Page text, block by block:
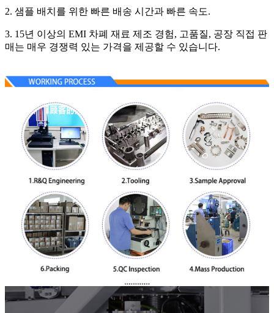
2. 샘플 배치를 위한 빠른 배송 시간과 빠른 속도.
3. 15년 이상의 EMI 차폐 재료 제조 경험, 고품질, 공장 직접 판
매는 매우 경쟁력 있는 가격을 제공할 수 있습니다.